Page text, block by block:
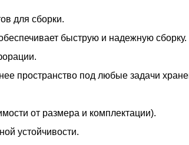
для сборки.
быструю и надежную сборку.
пространство под любые задачи
от размера и комплектации).
устойчивости.